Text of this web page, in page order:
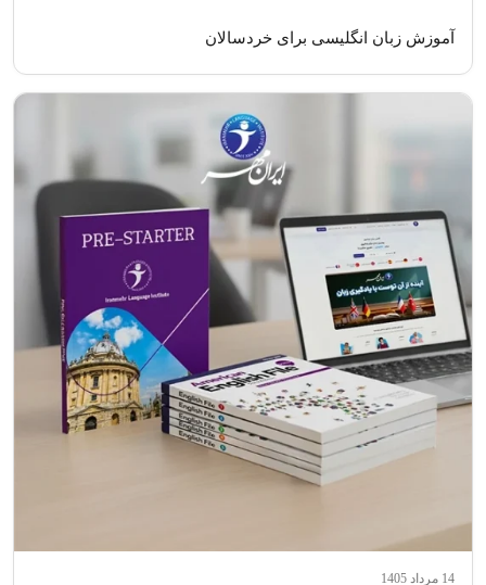
آموزش زبان انگلیسی برای خردسالان
14 مرداد 1405